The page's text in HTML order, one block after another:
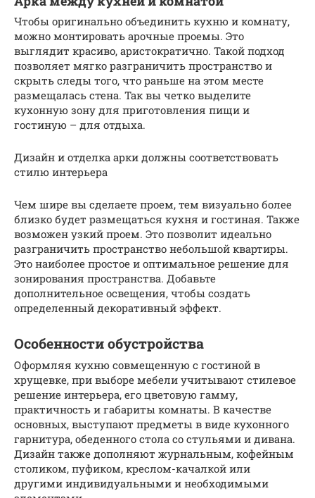
Чтобы оригинально объединить кухню и комнату,
можно монтировать арочные проемы. Это
выглядит красиво, аристократично. Такой подход
позволяет мягко разграничить пространство и
скрыть следы того, что раньше на этом месте
размещалась стена. Так вы четко выделите
кухонную зону для приготовления пищи и
гостиную – для отдыха.
Дизайн и отделка арки должны соответствовать
стилю интерьера
Чем шире вы сделаете проем, тем визуально более
близко будет размещаться кухня и гостиная. Также
возможен узкий проем. Это позволит идеально
разграничить пространство небольшой квартиры.
Это наиболее простое и оптимальное решение для
зонирования пространства. Добавьте
дополнительное освещения, чтобы создать
определенный декоративный эффект.
Особенности обустройства
Оформляя кухню совмещенную с гостиной в
хрущевке, при выборе мебели учитывают стилевое
решение интерьера, его цветовую гамму,
практичность и габариты комнаты. В качестве
основных, выступают предметы в виде кухонного
гарнитура, обеденного стола со стульями и дивана.
Дизайн также дополняют журнальным, кофейным
столиком, пуфиком, креслом-качалкой или
другими индивидуальными и необходимыми